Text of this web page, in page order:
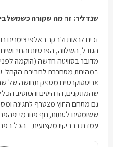
שנדליר: זה מה שקורה
זכינו לראות ולבקר באלפיצימרים
הגודל, השלווה, הפרטיות
מדובר בסוויטה חדשה (הוקמה
במהירות מסחררת לחביבת הקהל.
אריסטוקרטיים מספק תחושה של
שהמתקנים, הרהיטים והמוטיב
גם מתחם החוץ מצטרף לחגיגה
ששומטים לסתות, נוף פנורמי
עמדת ברביקיו מקצועית – הכל